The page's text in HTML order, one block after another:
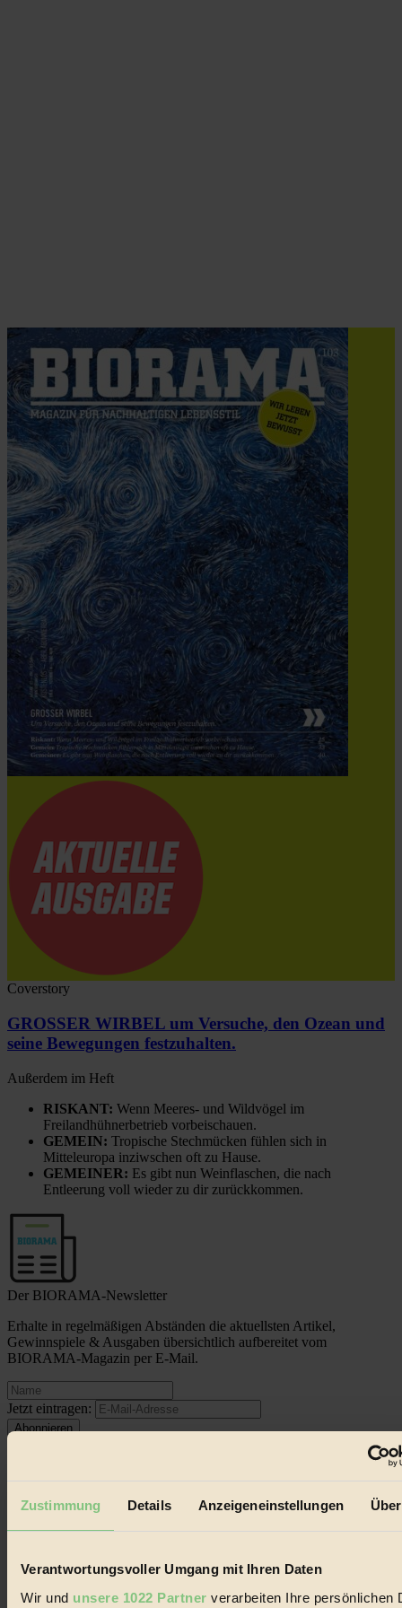
Zustimmung Details Anzeigeneinstellungen
Verantwortungsvoller Umgang mit Ihren Daten
Wir und unsere 1022 Partner verarbeiten Ihre persönlichen
Coverstory
GROSSER WIRBEL um Versuche, den Ozean und
seine Bewegungen festzuhalten.
Außerdem im Heft
RISKANT: Wenn Meeres- und Wildvögel im
Freilandhühnerbetrieb vorbeischauen.
GEMEIN: Tropische Stechmücken fühlen sich in
Mitteleuropa inziwschen oft zu Hause.
GEMEINER: Es gibt nun Weinflaschen, die nach
Entleerung voll wieder zu dir zurückkommen.
Der BIORAMA-Newsletter
Erhalte in regelmäßigen Abständen die aktuellsten Artikel,
Gewinnspiele & Ausgaben übersichtlich aufbereitet vom
BIORAMA-Magazin per E-Mail.
Jetzt eintragen:
Impressum & Disclaimer
Mediadaten